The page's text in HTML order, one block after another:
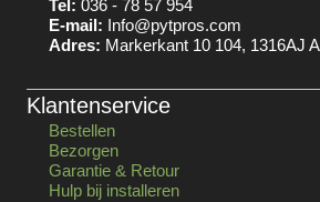
Tel: 036 - 78 57 954
E-mail: Info@pytpros.com
Adres: Markerkant 10 104, 1316AJ
Klantenservice
Bestellen
Bezorgen
Garantie & Retour
Hulp bij installeren